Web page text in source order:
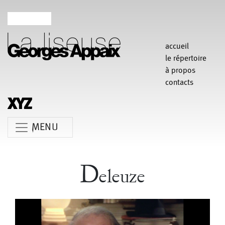
accueil
le répertoire
à propos
contacts
MENU
Carlotta Sagna Catherine Rees
Claudia Triozzi
Fabio Barad Federica Tardito
Deleuze
Paroles, au Théâtre Athénor de St-Nazaire (production Corps à
sons)
2005
Jean-Paul Bourel
Création au Théâtre Garonne